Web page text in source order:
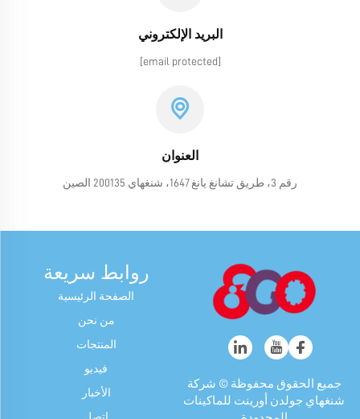
البريد الإلكتروني
[email protected]
العنوان
رقم 3، طريق تشانغ يانغ 1647، شنغهاي 200135 الصين
جميع الحقوق محفوظة © شركة
شنغهاي جولدن أورينت للماكينات
روابط سريعة
الصفحة الرئيسية
من نحن
المنتجات
فيديو
الأخبار
اتصل